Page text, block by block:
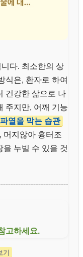
다. 최소한의 상
식은, 환자로 하여
건강한 삶으로 나
주지만, 어깨 기능
열을 막는 습관
머지않아 흉터조
누빌 수 있을 것
고하세요.
기